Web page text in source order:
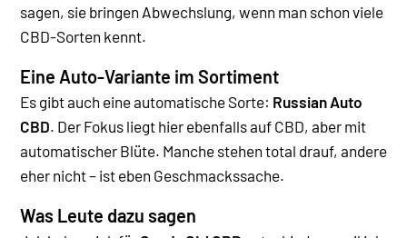
sagen, sie bringen Abwechslung, wenn man schon viele
CBD-Sorten kennt.
Eine Auto-Variante im Sortiment
Es gibt auch eine automatische Sorte: Russian Auto
CBD. Der Fokus liegt hier ebenfalls auf CBD, aber mit
automatischer Blüte. Manche stehen total drauf, andere
eher nicht – ist eben Geschmackssache.
Was Leute dazu sagen